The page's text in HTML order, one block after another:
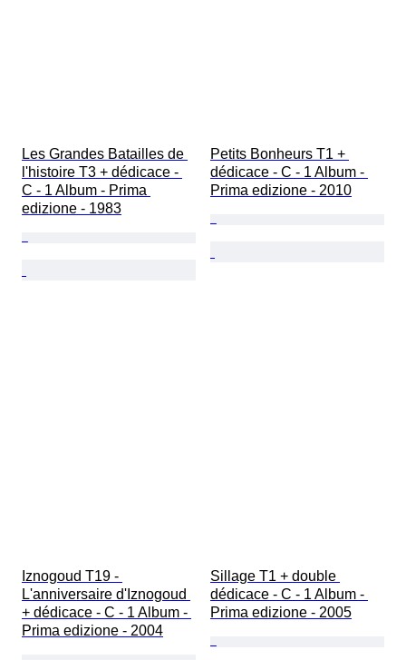
Les Grandes Batailles de
l'histoire T3 + dédicace -
C - 1 Album - Prima
edizione - 1983
Petits Bonheurs T1 +
dédicace - C - 1 Album -
Prima edizione - 2010
Iznogoud T19 -
L'anniversaire d'Iznogoud
+ dédicace - C - 1 Album -
Prima edizione - 2004
Sillage T1 + double
dédicace - C - 1 Album -
Prima edizione - 2005